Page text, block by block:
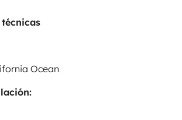
VAN
Ocean